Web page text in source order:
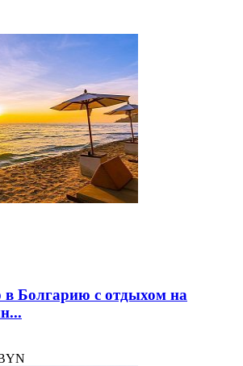
в Болгарию с отдыхом на